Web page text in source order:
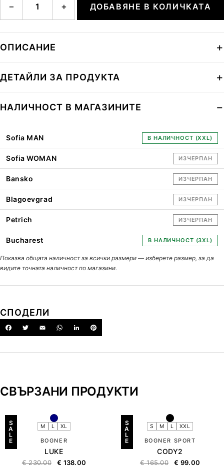
− + ДОБАВЯНЕ В КОЛИЧКАТА
ОПИСАНИЕ
ДЕТАЙЛИ ЗА ПРОДУКТА
НАЛИЧНОСТ В МАГАЗИНИТЕ
Sofia MAN В НАЛИЧНОСТ (XXL)
Sofia WOMAN ИЗЧЕРПАН
Bansko ИЗЧЕРПАН
Blagoevgrad ИЗЧЕРПАН
Petrich ИЗЧЕРПАН
Bucharest В НАЛИЧНОСТ (3XL)
Показва общата наличност за всички размери — изберете размер, за да
видите точната наличност по магазини.
СПОДЕЛИ
СВЪРЗАНИ ПРОДУКТИ
S
A
L
E
M L XL
BOGNER
LUKE
€230.00 € 138.00
S
A
L
E
S M L XXL
BOGNER SPORT
CODY2
€165.00 € 99.00